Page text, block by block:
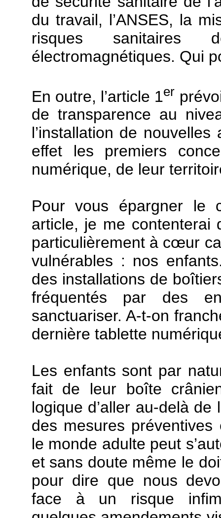
du travail, l’ANSES, la
risques sanitaires
électromagnétiques. Qui
En outre, l’article 1er
de transparence au
l’installation de
effet les premiers
numérique, de leur
Pour vous épargner le
article, je me contenterai
particulièrement à cœur
vulnérables : nos
des installations de
fréquentés par des
sanctuariser. A-t-on
dernière tablette
Les enfants sont par
fait de leur boîte
logique d’aller au-delà
des mesures préventives
le monde adulte peut
et sans doute même le
pour dire que nous
face à un risque